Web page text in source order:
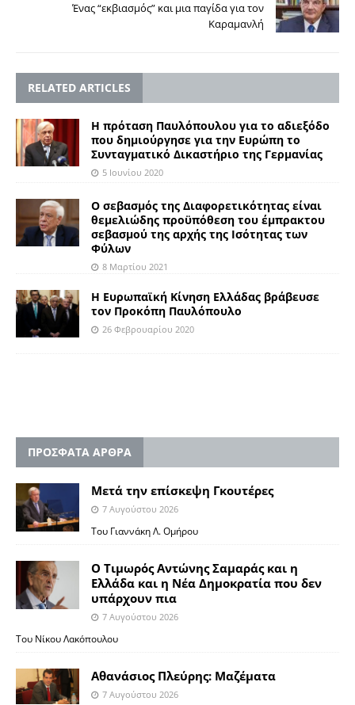
Ένας “εκβιασμός” και μια παγίδα για τον
Καραμανλή
RELATED ARTICLES
Η πρόταση Παυλόπουλου για το αδιεξόδο
που δημιούργησε για την Ευρώπη το
Συνταγματικό Δικαστήριο της Γερμανίας
5 Ιουνίου 2020
Ο σεβασμός της Διαφορετικότητας είναι
θεμελιώδης προϋπόθεση του έμπρακτου
σεβασμού της αρχής της Ισότητας των
Φύλων
8 Μαρτίου 2021
Η Ευρωπαϊκή Κίνηση Ελλάδας βράβευσε
τον Προκόπη Παυλόπουλο
26 Φεβρουαρίου 2020
ΠΡΟΣΦΑΤΑ ΑΡΘΡΑ
Μετά την επίσκεψη Γκουτέρες
7 Αυγούστου 2026
Του Γιαννάκη Λ. Ομήρου
Ο Τιμωρός Αντώνης Σαμαράς και η
Ελλάδα και η Νέα Δημοκρατία που δεν
υπάρχουν πια
7 Αυγούστου 2026
Του Νίκου Λακόπουλου
Αθανάσιος Πλεύρης: Μαζέματα
7 Αυγούστου 2026